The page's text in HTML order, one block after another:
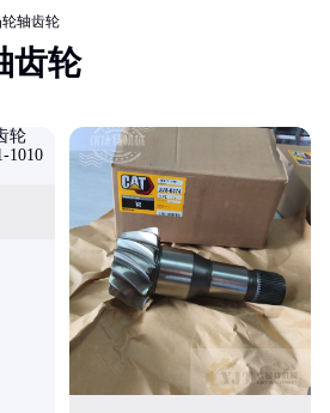
轴齿轮
齿轮